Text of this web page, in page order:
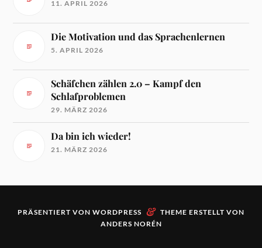
11. APRIL 2026
Die Motivation und das Sprachenlernen
5. APRIL 2026
Schäfchen zählen 2.0 – Kampf den
Schlafproblemen
29. MÄRZ 2026
Da bin ich wieder!
21. MÄRZ 2026
PRÄSENTIERT VON WORDPRESS & THEME ERSTELLT VON
ANDERS NORÉN